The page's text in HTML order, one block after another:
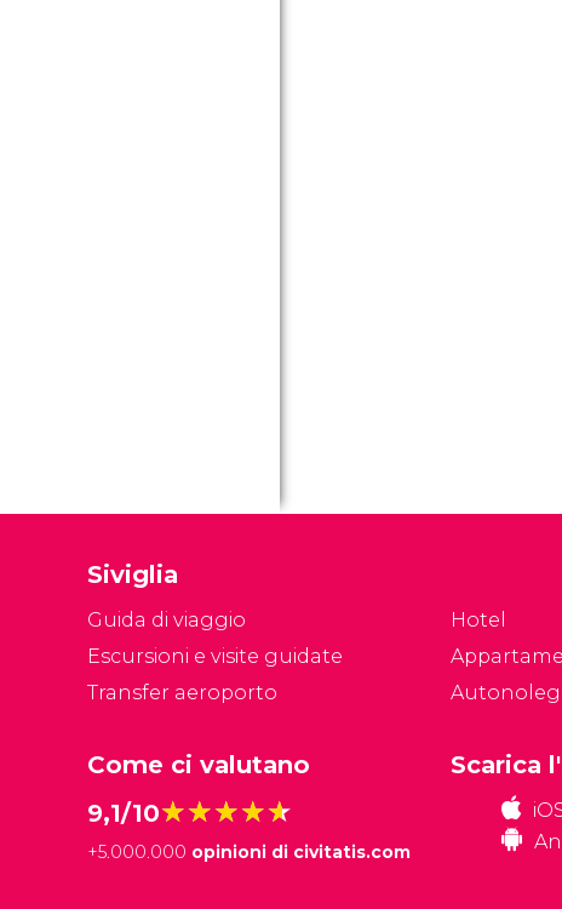
Siviglia
Guida di viaggio
Escursioni e visite guidate
Transfer aeroporto
Hotel
Come ci valutano
9,1/10★★★★★
★★★★★
+5.000.000 opinioni di civitatis.com
Scarica